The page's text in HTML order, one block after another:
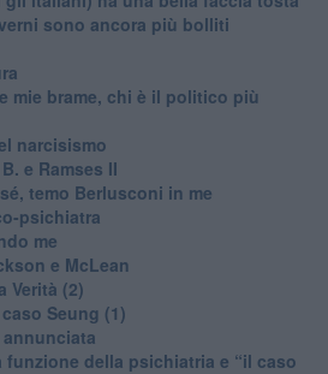
sono ancora più bolliti
mie brame, chi è il politico più
narcisismo
e Ramses II
temo Berlusconi in me
psichiatra
me
e McLean
Verità (2)
Seung (1)
della psichiatria e “il caso